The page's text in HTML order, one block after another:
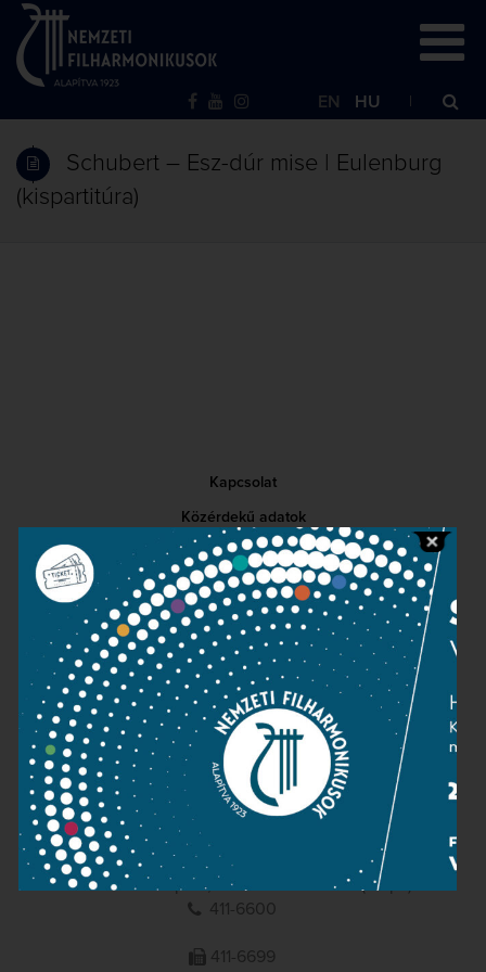
EN HU
Schubert – Esz-dúr mise | Eulenburg
(kispartitúra)
Kapcsolat
Közérdekű adatok
Sajtószoba
Adatvédelem
Impresszum
NEMZETI
FILHARMONIKUSOK
1095 Budapest, Komor Marcell u. 1. (Müpa)
411-6600
411-6699